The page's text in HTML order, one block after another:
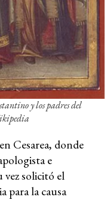
y los padres del
Cesarea, donde
e
vez solicitó el
para la causa